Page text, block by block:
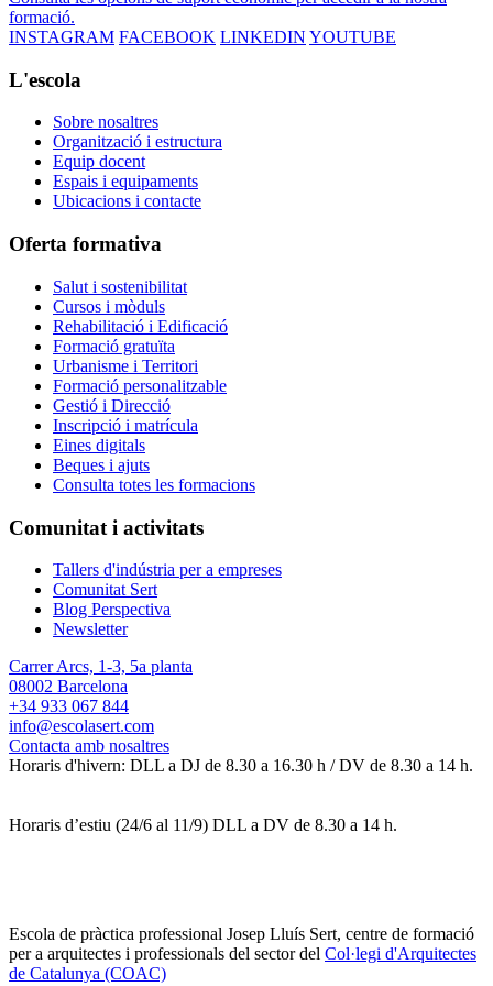
formació.
INSTAGRAM FACEBOOK LINKEDIN YOUTUBE
L'escola
Sobre nosaltres
Organització i estructura
Equip docent
Espais i equipaments
Ubicacions i contacte
Oferta formativa
Salut i sostenibilitat
Cursos i mòduls
Rehabilitació i Edificació
Formació gratuïta
Urbanisme i Territori
Formació personalitzable
Gestió i Direcció
Inscripció i matrícula
Eines digitals
Beques i ajuts
Consulta totes les formacions
Comunitat i activitats
Tallers d'indústria per a empreses
Comunitat Sert
Blog Perspectiva
Newsletter
Carrer Arcs, 1-3, 5a planta
08002 Barcelona
+34 933 067 844
info@escolasert.com
Contacta amb nosaltres
Horaris d'hivern: DLL a DJ de 8.30 a 16.30 h / DV de 8.30 a 14 h.
Horaris d’estiu (24/6 al 11/9) DLL a DV de 8.30 a 14 h.
Escola de pràctica professional Josep Lluís Sert, centre de formació
per a arquitectes i professionals del sector del Col·legi d'Arquitectes
de Catalunya (COAC)